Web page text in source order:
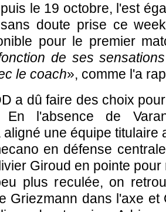
le 19 octobre, l'est
doute prise ce
pour le premier
de ses
le coach», comme l'a
a dû faire des choix
En l'absence de
une équipe titulaire
en défense
Giroud en pointe
plus reculée, on
Griezmann dans l'axe et